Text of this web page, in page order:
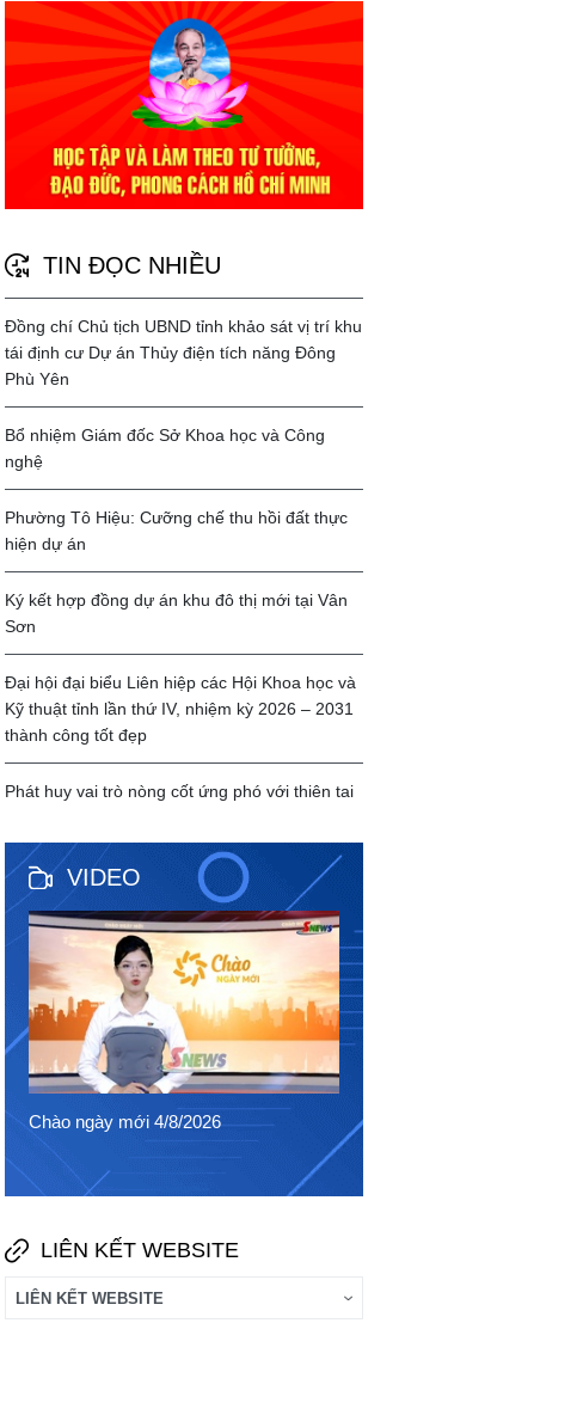
TIN ĐỌC NHIỀU
Đồng chí Chủ tịch UBND tỉnh khảo sát vị trí khu
tái định cư Dự án Thủy điện tích năng Đông
Phù Yên
Bổ nhiệm Giám đốc Sở Khoa học và Công
nghệ
Phường Tô Hiệu: Cưỡng chế thu hồi đất thực
hiện dự án
Ký kết hợp đồng dự án khu đô thị mới tại Vân
Sơn
Đại hội đại biểu Liên hiệp các Hội Khoa học và
Kỹ thuật tỉnh lần thứ IV, nhiệm kỳ 2026 – 2031
thành công tốt đẹp
Phát huy vai trò nòng cốt ứng phó với thiên tai
VIDEO
Chào ngày mới 4/8/2026
Chào ngày mới 3/8/2026
LIÊN KẾT WEBSITE